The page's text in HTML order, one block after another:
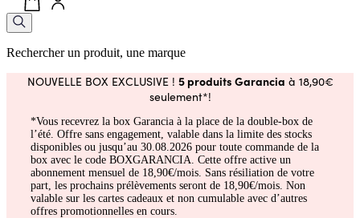
Rechercher un produit, une marque
NOUVELLE BOX EXCLUSIVE ! 5 produits Garancia à 18,90€
seulement*!
*Vous recevrez la box Garancia à la place de la double-box de
l’été. Offre sans engagement, valable dans la limite des stocks
disponibles ou jusqu’au 30.08.2026 pour toute commande de la
box avec le code BOXGARANCIA. Cette offre active un
abonnement mensuel de 18,90€/mois. Sans résiliation de votre
part, les prochains prélèvements seront de 18,90€/mois. Non
valable sur les cartes cadeaux et non cumulable avec d’autres
offres promotionnelles en cours.